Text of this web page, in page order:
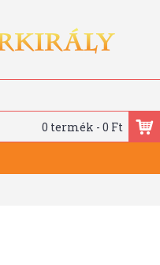
0 termék - 0 Ft